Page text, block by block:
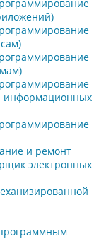
информационных
и ремонт
электронных